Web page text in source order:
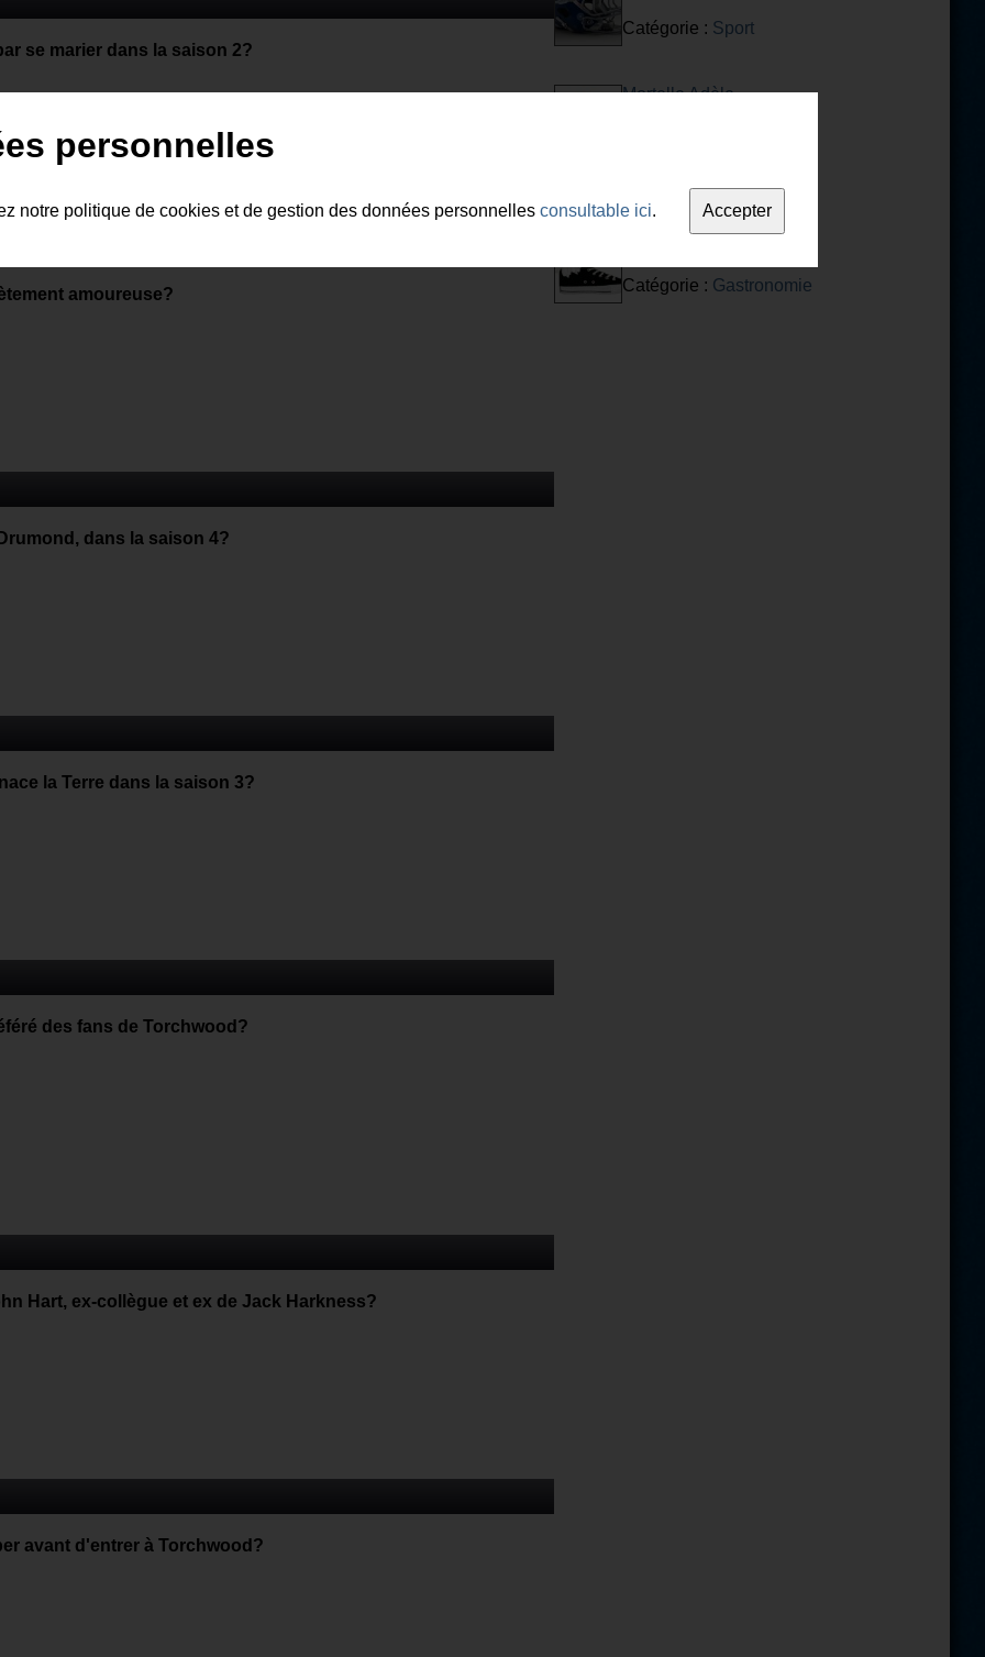
se marier dans la saison 2?
amoureuse?
dans la saison 4?
la Terre dans la saison 3?
des fans de Torchwood?
Hart, ex-collègue et ex de Jack Harkness?
avant d'entrer à Torchwood?
Catégorie : Sport
Mortelle Adèle
Cuisine Lyonnaise
Catégorie : Gastronomie
personnelles
notre politique de cookies et de gestion des données personnelles consultable ici.